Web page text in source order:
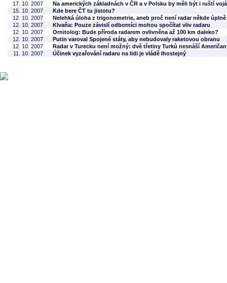
17. 10. 2007
Na amerických základnách v ČR a v Polsku by měli být i ruští
15. 10. 2007
Kde bere ČT tu jistotu?
12. 10. 2007
Nelehká úloha z trigonometrie, aneb proč není radar někde
12. 10. 2007
Klvaňa: Pouze závislí odborníci mohou spočítat vliv radaru
12. 10. 2007
Ornitolog: Bude příroda radarem ovlivněna až 100 km daleko?
12. 10. 2007
Putin varoval Spojené státy, aby nebudovaly raketovou obranu
12. 10. 2007
Radar v Turecku není možný: dvě třetiny Turků nesnáší
11. 10. 2007
Účinek vyzařování radaru na lidi je vládě lhostejný